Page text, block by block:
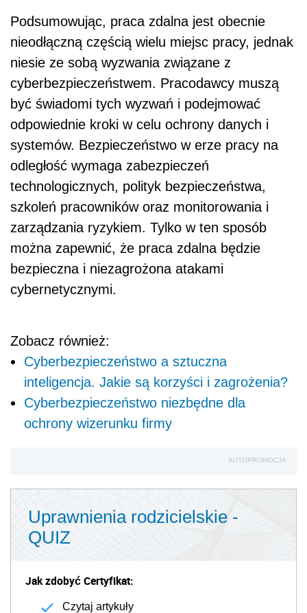
Podsumowując, praca zdalna jest obecnie
nieodłączną częścią wielu miejsc pracy, jednak
niesie ze sobą wyzwania związane z
cyberbezpieczeństwem. Pracodawcy muszą
być świadomi tych wyzwań i podejmować
odpowiednie kroki w celu ochrony danych i
systemów. Bezpieczeństwo w erze pracy na
odległość wymaga zabezpieczeń
technologicznych, polityk bezpieczeństwa,
szkoleń pracowników oraz monitorowania i
zarządzania ryzykiem. Tylko w ten sposób
można zapewnić, że praca zdalna będzie
bezpieczna i niezagrożona atakami
cybernetycznymi.
Zobacz również:
Cyberbezpieczeństwo a sztuczna
inteligencja. Jakie są korzyści i zagrożenia?
Cyberbezpieczeństwo niezbędne dla
ochrony wizerunku firmy
AUTOPROMOCJA
Uprawnienia rodzicielskie -
QUIZ
Jak zdobyć Certyfikat:
Czytaj artykuły